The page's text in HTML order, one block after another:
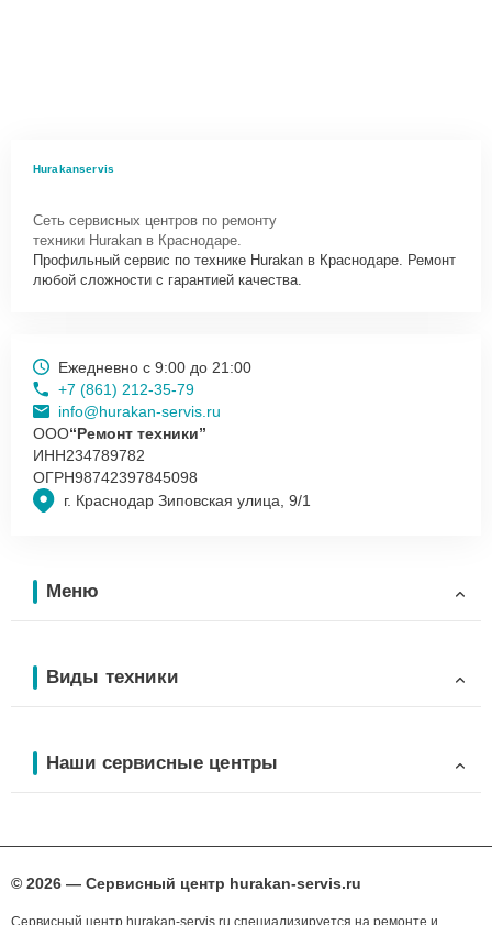
Hurakanservis
Сеть сервисных центров по ремонту
техники Hurakan в Краснодаре.
Профильный сервис по технике Hurakan в Краснодаре. Ремонт
любой сложности с гарантией качества.
г. Краснодар Зиповская улица, 9/1
Ежедневно с 9:00 до 21:00
+7 (861) 212-35-79
info@hurakan-servis.ru
ООО“Ремонт техники”
ИНН234789782
ОГРН98742397845098
Меню
Виды техники
Наши сервисные центры
© 2026 — Сервисный центр hurakan-servis.ru
Сервисный центр hurakan-servis.ru специализируется на ремонте и